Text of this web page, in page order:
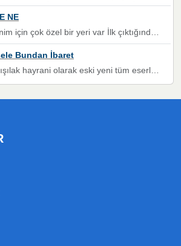
NE
orada duymuştum ve YouTube'dan aratıp Bu ilahiyi bulmuştum ve sonra müdavimi oldum günlük Ben de 3-5 kere dinleyip ezberleyip artık ilahiye bende eşlik ediyorum yüksek sesle Allah razı olsun hizmet nimettir Rabbim sizin zahmetlerinize de hayırlı nimetler versin Selam ve dua ile Allah'a emanet olun
Bundan İbaret
yeni tüm eserlerini keyifle huzurla dinleyenlerden birisiyim, emeğine saygı duyan gönül veren bunu en güzel şekilde sevenlerine ulaştıran siz değerli sayfa yöneticilerine de teşekkür ederim